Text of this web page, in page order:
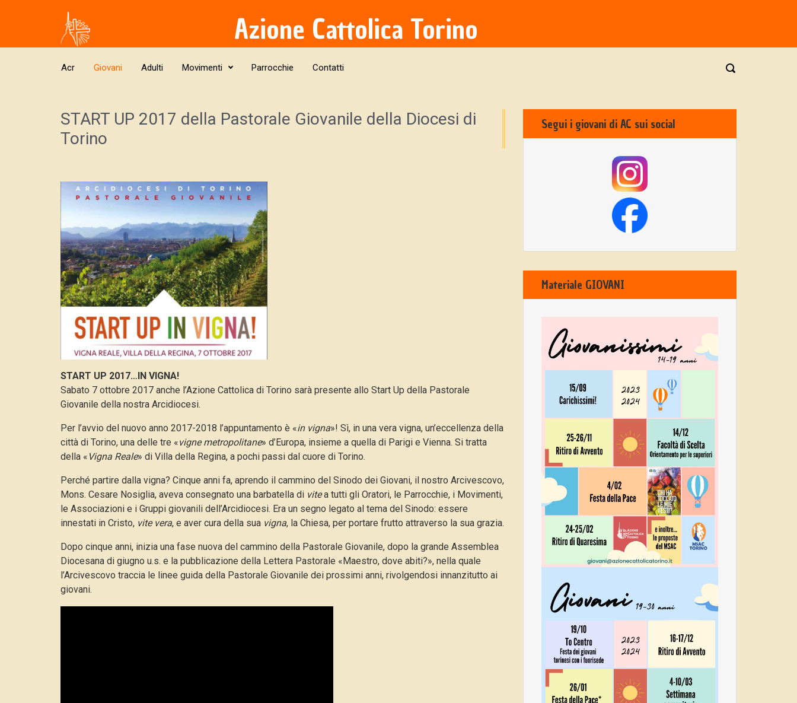
Skip to main content Azione Cattolica Torino
Acr Giovani Adulti Movimenti Parrocchie Contatti
START UP 2017 della Pastorale Giovanile della Diocesi di
Torino
START UP 2017…IN VIGNA!
Sabato 7 ottobre 2017 anche l’Azione Cattolica di Torino sarà presente allo Start Up della Pastorale
Giovanile della nostra Arcidiocesi.
Per l’avvio del nuovo anno 2017-2018 l’appuntamento è «in vigna»! Sì, in una vera vigna, un’eccellenza della
città di Torino, una delle tre «vigne metropolitane» d’Europa, insieme a quella di Parigi e Vienna. Si tratta
della « Vigna Reale» di Villa della Regina, a pochi passi dal cuore di Torino.
Perché partire dalla vigna? Cinque anni fa, aprendo il cammino del Sinodo dei Giovani, il nostro Arcivescovo,
Mons. Cesare Nosiglia, aveva consegnato una barbatella di vitea tutti gli Oratori, le Parrocchie, i Movimenti,
le Associazioni e i Gruppi giovanili dell’Arcidiocesi. Era un segno legato al tema del Sinodo: essere
innestati in Cristo, vite vera, e aver cura della sua vigna, la Chiesa, per portare frutto attraverso la sua grazia.
Dopo cinque anni, inizia una fase nuova del cammino della Pastorale Giovanile, dopo la grande Assemblea
Diocesana di giugno u.s. e la pubblicazione della Lettera Pastorale «Maestro, dove abiti?», nella quale
l’Arcivescovo traccia le linee guida della Pastorale Giovanile dei prossimi anni, rivolgendosi innanzitutto ai
giovani.
Segui i giovani di AC sui social
Materiale GIOVANI